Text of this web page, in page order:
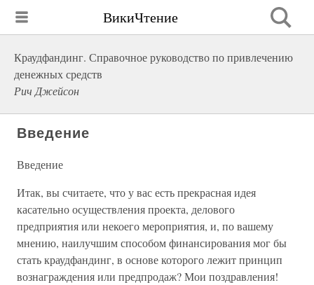
ВикиЧтение
Краудфандинг. Справочное руководство по привлечению
денежных средств
Рич Джейсон
Введение
Введение
Итак, вы считаете, что у вас есть прекрасная идея
касательно осуществления проекта, делового
предприятия или некоего мероприятия, и, по вашему
мнению, наилучшим способом финансирования мог бы
стать краудфандинг, в основе которого лежит принцип
вознаграждения или предпродаж? Мои поздравления!